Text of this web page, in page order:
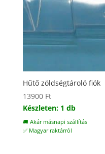
Hűtő zöldségtároló fiók
13900 Ft
Készleten: 1 db
🚚 Akár másnapi szállítás
✅ Magyar raktárról